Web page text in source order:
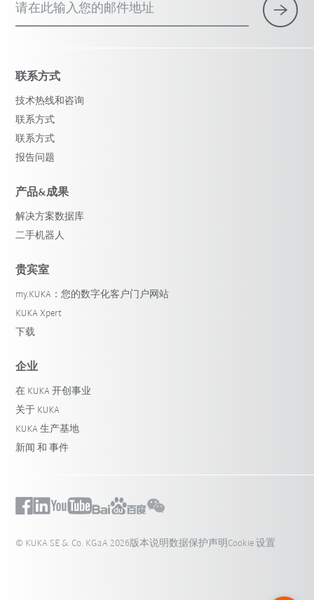
请在此输入您的邮件地址
联系方式
技术热线和咨询
联系方式
联系方式
报告问题
产品&成果
解决方案数据库
二手机器人
贵宾室
my.KUKA：您的数字化客户门户网站
KUKA Xpert
下载
企业
在 KUKA 开创事业
关于 KUKA
KUKA 生产基地
新闻 和 事件
© KUKA SE & Co. KGaA 2026版本说明数据保护声明 Cookie 设置